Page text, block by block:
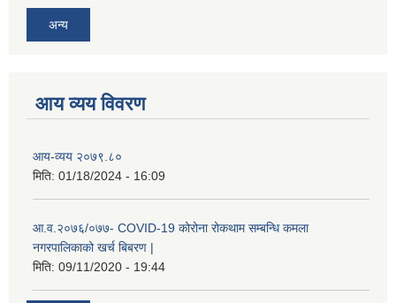
अन्य
आय व्यय विवरण
आय-व्यय २०७९.८०
मिति: 01/18/2024 - 16:09
आ.व.२०७६/०७७- COVID-19 कोरोना रोकथाम सम्बन्धि कमला
नगरपालिकाको खर्च बिबरण |
मिति: 09/11/2020 - 19:44